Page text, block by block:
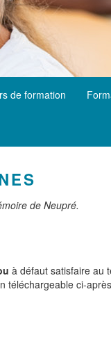
de formation
de Neupré.
à défaut satisfaire au
téléchargeable ci-